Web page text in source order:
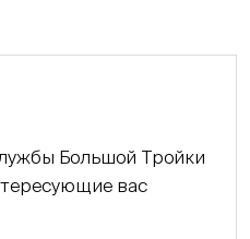
Большой Тройки
вас